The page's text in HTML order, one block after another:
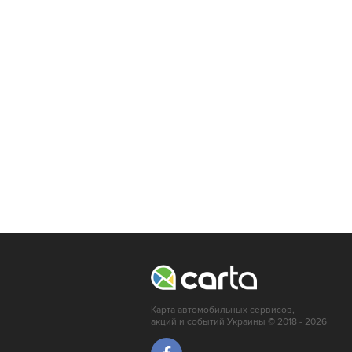
Карта автомобильных сервисов,
акций и событий Украины © 2018 - 2026